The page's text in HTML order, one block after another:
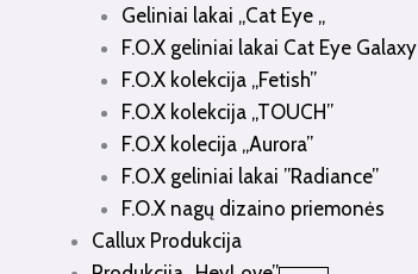
Geliniai lakai „Cat Eye „
F.O.X geliniai lakai Cat Eye Galaxy
F.O.X kolekcija „Fetish”
F.O.X kolekcija „TOUCH”
F.O.X kolecija „Aurora”
F.O.X geliniai lakai ”Radiance”
F.O.X nagų dizaino priemonės
Callux Produkcija